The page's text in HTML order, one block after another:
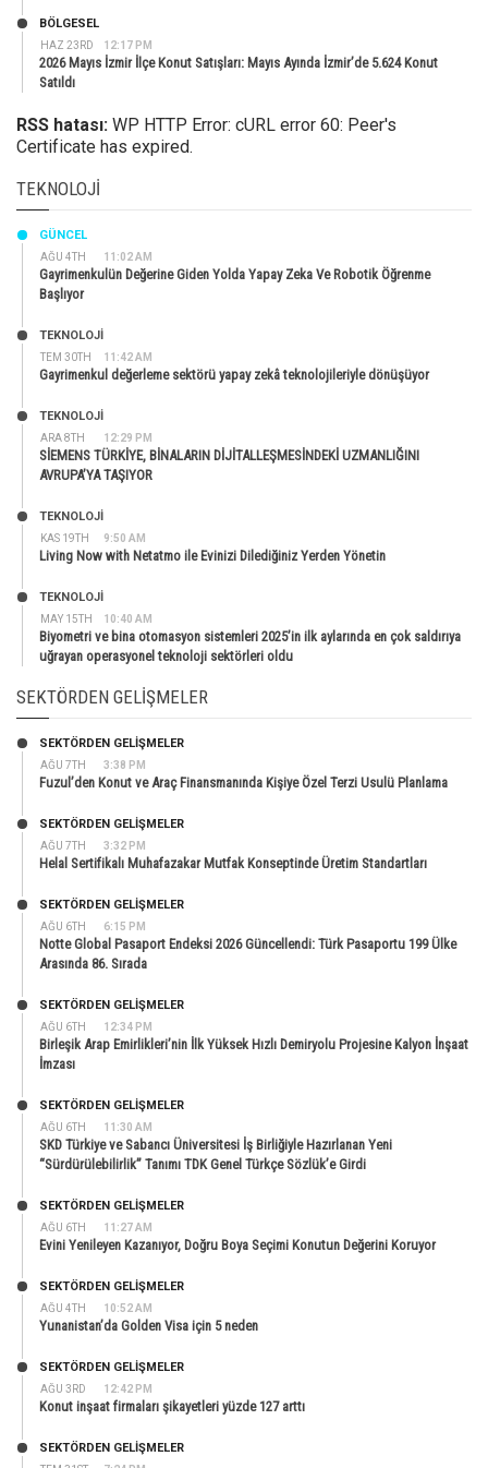
HAZ 23RD 12:17 PM
BÖLGESEL
2026 Mayıs İzmir İlçe Konut Satışları: Mayıs Ayında İzmir’de 5.624 Konut
Satıldı
RSS hatası: WP HTTP Error: cURL error 60: Peer's
Certificate has expired.
TEKNOLOJI
AĞU 4TH 11:02 AM
GÜNCEL
Gayrimenkulün Değerine Giden Yolda Yapay Zeka Ve Robotik Öğrenme
Başlıyor
TEM 30TH 11:42 AM
TEKNOLOJİ
Gayrimenkul değerleme sektörü yapay zekâ teknolojileriyle dönüşüyor
ARA 8TH 12:29 PM
TEKNOLOJİ
SİEMENS TÜRKİYE, BİNALARIN DİJİTALLEŞMESİNDEKİ UZMANLIĞINI
AVRUPA’YA TAŞIYOR
KAS 19TH 9:50 AM
TEKNOLOJİ
Living Now with Netatmo ile Evinizi Dilediğiniz Yerden Yönetin
MAY 15TH 10:40 AM
TEKNOLOJİ
Biyometri ve bina otomasyon sistemleri 2025’in ilk aylarında en çok saldırıya
uğrayan operasyonel teknoloji sektörleri oldu
SEKTÖRDEN GELIŞMELER
AĞU 7TH 3:38 PM
SEKTÖRDEN GELIŞMELER
Fuzul’den Konut ve Araç Finansmanında Kişiye Özel Terzi Usulü Planlama
AĞU 7TH 3:32 PM
SEKTÖRDEN GELIŞMELER
Helal Sertifikalı Muhafazakar Mutfak Konseptinde Üretim Standartları
AĞU 6TH 6:15 PM
SEKTÖRDEN GELIŞMELER
Notte Global Pasaport Endeksi 2026 Güncellendi: Türk Pasaportu 199 Ülke
Arasında 86. Sırada
AĞU 6TH 12:34 PM
SEKTÖRDEN GELIŞMELER
Birleşik Arap Emirlikleri’nin İlk Yüksek Hızlı Demiryolu Projesine Kalyon İnşaat
İmzası
AĞU 6TH 11:30 AM
SEKTÖRDEN GELIŞMELER
SKD Türkiye ve Sabancı Üniversitesi İş Birliğiyle Hazırlanan Yeni
“Sürdürülebilirlik” Tanımı TDK Genel Türkçe Sözlük’e Girdi
AĞU 6TH 11:27 AM
SEKTÖRDEN GELIŞMELER
Evini Yenileyen Kazanıyor, Doğru Boya Seçimi Konutun Değerini Koruyor
AĞU 4TH 10:52 AM
SEKTÖRDEN GELIŞMELER
Yunanistan’da Golden Visa için 5 neden
AĞU 3RD 12:42 PM
SEKTÖRDEN GELIŞMELER
Konut inşaat firmaları şikayetleri yüzde 127 arttı
SEKTÖRDEN GELIŞMELER